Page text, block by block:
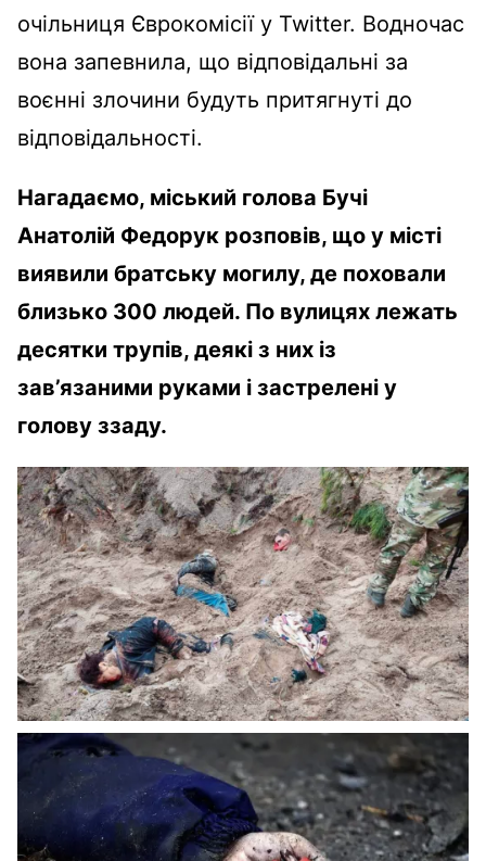
очільниця Єврокомісії у Twitter. Водночас
вона запевнила, що відповідальні за
воєнні злочини будуть притягнуті до
відповідальності.
Нагадаємо, міський голова Бучі
Анатолій Федорук розповів, що у місті
виявили братську могилу, де поховали
близько 300 людей. По вулицях лежать
десятки трупів, деякі з них із
зав’язаними руками і застрелені у
голову ззаду.